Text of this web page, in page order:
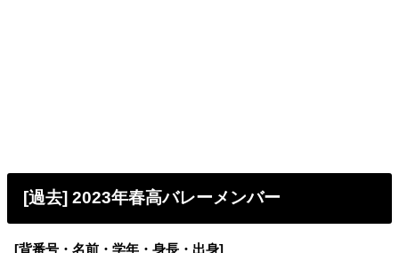
[過去] 2023年春高バレーメンバー
[背番号・名前・学年・身長・出身]